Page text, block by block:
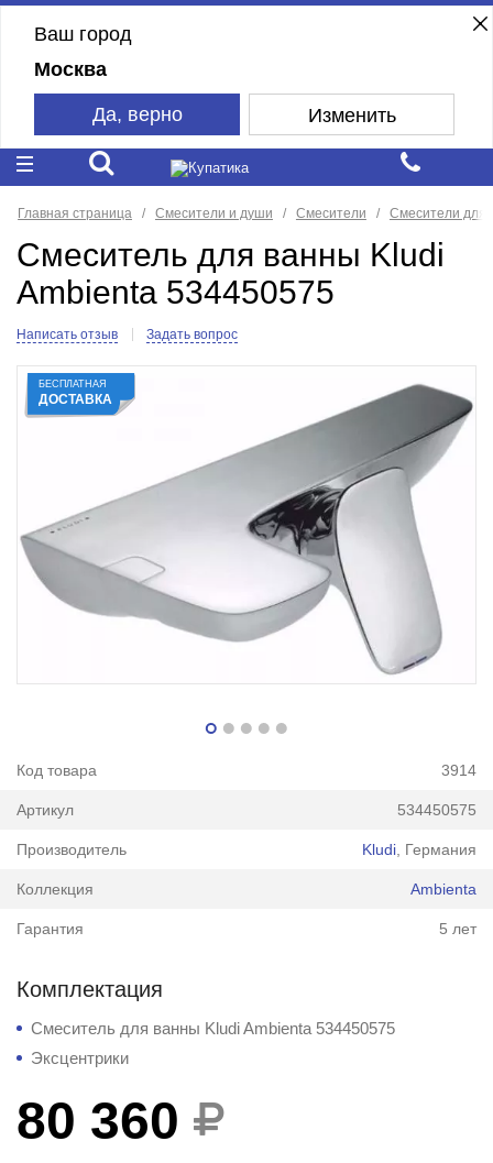
Ваш город
Москва
Да, верно Изменить
Главная страница Смесители и души Смесители Смесители для
Смеситель для ванны Kludi
Ambienta 534450575
Написать отзыв Задать вопрос
БЕСПЛАТНАЯ
ДОСТАВКА
Код товара 3914
Артикул 534450575
Производитель Kludi , Германия
Коллекция Ambienta
Гарантия 5 лет
Комплектация
Смеситель для ванны Kludi Ambienta 534450575
Эксцентрики
80 360